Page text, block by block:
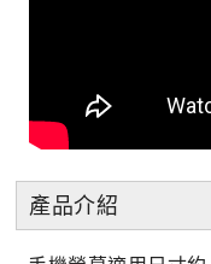
產品介紹